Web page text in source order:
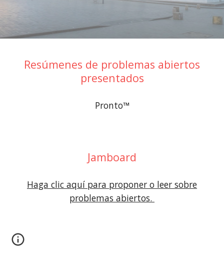
Resúmenes de problemas abiertos
presentados
Pronto™
Jamboard
Haga clic aquí para proponer o leer sobre
problemas abiertos.